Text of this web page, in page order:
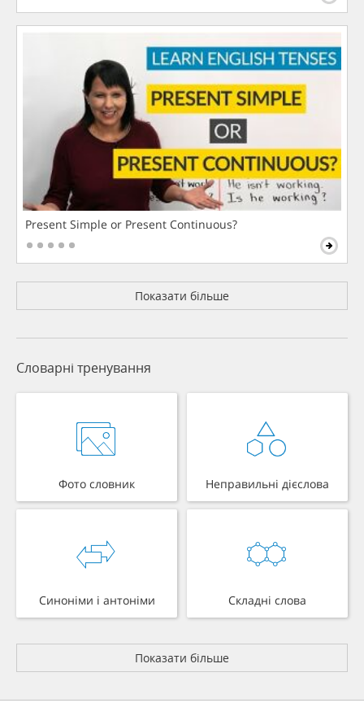
Present Simple or Present Continuous?
Показати більше
Словарні тренування
Фото словник Неправильні дієслова
Синоніми і антоніми Складні слова
Показати більше